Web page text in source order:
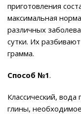
приготовления
максимальная
различных
сутки. Их
грамма.
Способ №1.
Классический,
глины,